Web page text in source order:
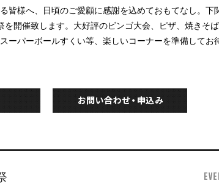
皆様へ、日頃のご愛顧に感謝を込めておもてなし。下
を開催致します。大好評のビンゴ大会、ピザ、焼きそ
ーパーボールすくい等、楽しいコーナーを準備してお